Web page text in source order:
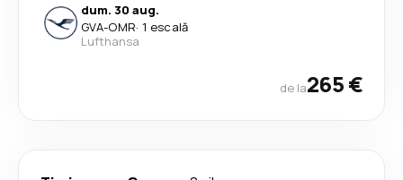
dum. 30 aug.
GVA-OMR· 1 escală
Lufthansa
de la265 €